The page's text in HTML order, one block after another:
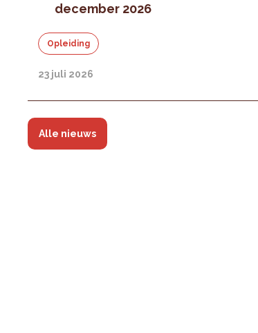
december 2026
Opleiding
23 juli 2026
Alle nieuws